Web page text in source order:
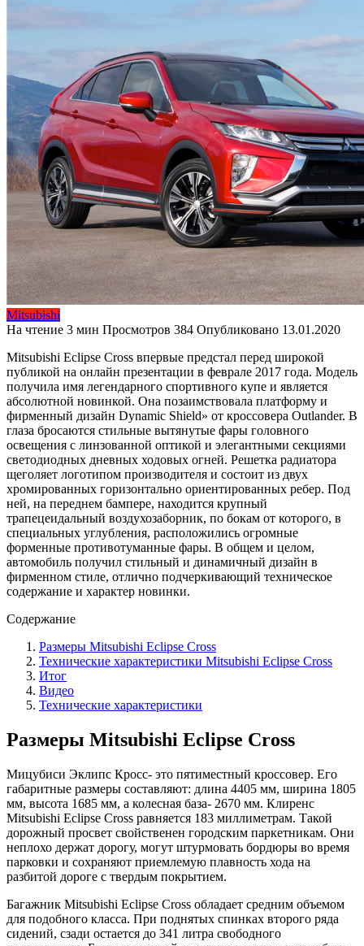
Mitsubishi
На чтение 3 мин Просмотров 384 Опубликовано 13.01.2020
Mitsubishi Eclipse Cross впервые предстал перед широкой
публикой на онлайн презентации в феврале 2017 года. Модель
получила имя легендарного спортивного купе и является
абсолютной новинкой. Она позаимствовала платформу и
фирменный дизайн Dynamic Shield» от кроссовера Outlander. В
глаза бросаются стильные вытянутые фары головного
освещения с линзованной оптикой и элегантными секциями
светодиодных дневных ходовых огней. Решетка радиатора
щеголяет логотипом производителя и состоит из двух
хромированных горизонтально ориентированных ребер. Под
ней, на переднем бампере, находится крупный
трапецеидальный воздухозаборник, по бокам от которого, в
специальных углубления, расположились огромные
форменные противотуманные фары. В общем и целом,
автомобиль получил стильный и динамичный дизайн в
фирменном стиле, отлично подчеркивающий техническое
содержание и характер новинки.
Содержание
Размеры Mitsubishi Eclipse Cross
Технические характеристики Mitsubishi Eclipse Cross
Итог
Видео
Технические характеристики
Размеры Mitsubishi Eclipse Cross
Мицубиси Эклипс Кросс- это пятиместный кроссовер. Его
габаритные размеры составляют: длина 4405 мм, ширина 1805
мм, высота 1685 мм, а колесная база- 2670 мм. Клиренс
Mitsubishi Eclipse Cross равняется 183 миллиметрам. Такой
дорожный просвет свойственен городским паркетникам. Они
неплохо держат дорогу, могут штурмовать бордюры во время
парковки и сохраняют приемлемую плавность хода на
разбитой дороге с твердым покрытием.
Багажник Mitsubishi Eclipse Cross обладает средним объемом
для подобного класса. При поднятых спинках второго ряда
сидений, сзади остается до 341 литра свободного